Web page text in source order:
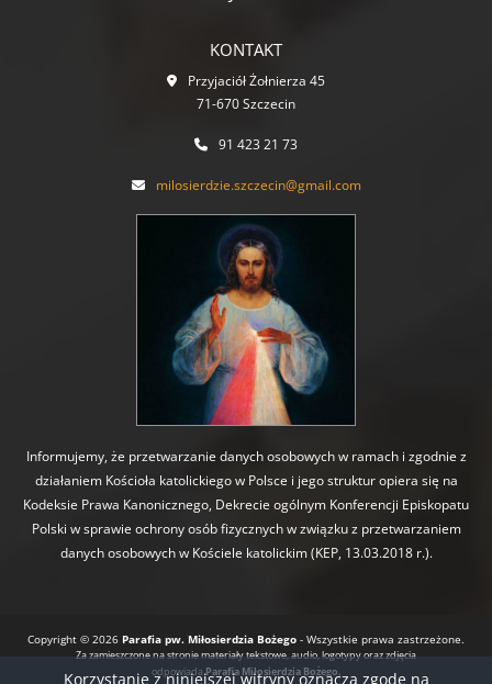
KONTAKT
Przyjaciół Żołnierza 45
71-670 Szczecin
91 423 21 73
milosierdzie.szczecin@gmail.com
Informujemy, że przetwarzanie danych osobowych w ramach i zgodnie z
działaniem Kościoła katolickiego w Polsce i jego struktur opiera się na
Kodeksie Prawa Kanonicznego, Dekrecie ogólnym Konferencji Episkopatu
Polski w sprawie ochrony osób fizycznych w związku z przetwarzaniem
danych osobowych w Kościele katolickim (KEP, 13.03.2018 r.).
Copyright © 2026 Parafia pw. Miłosierdzia Bożego - Wszystkie prawa zastrzeżone.
Za zamieszczone na stronie materiały tekstowe, audio, logotypy oraz zdjęcia
odpowiadaParafia Miłosierdzia Bożego.
Korzystanie z niniejszej witryny oznacza zgodę na